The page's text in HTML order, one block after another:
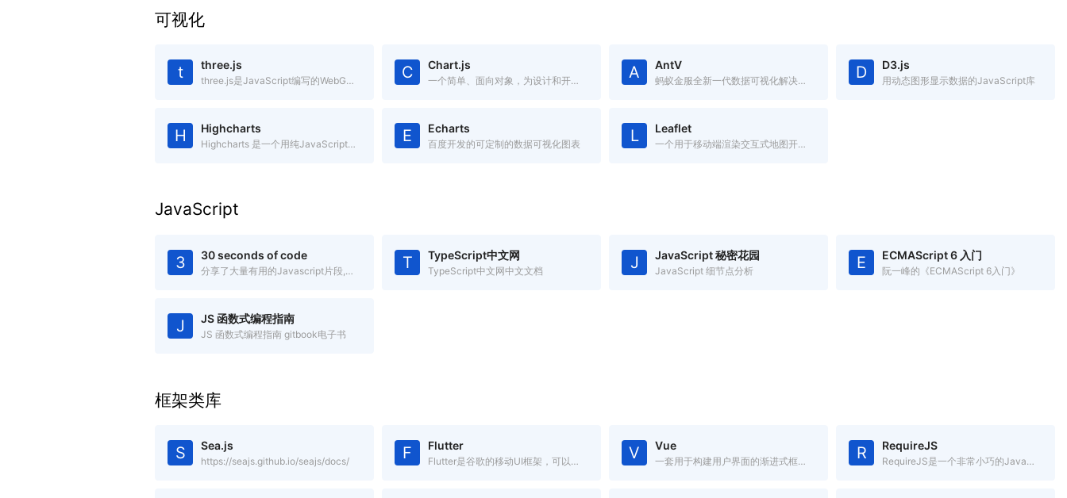
可视化
t three.js
three.js是JavaScript编写的WebGL第三方库。提供了非常多的3D显示功能 C Chart.js
一个简单、面向对象，为设计和开发者准备的图表绘制工具库 A AntV
蚂蚁金服全新一代数据可视化解决方案，致力于提供一套简单方便、专业可靠、无限可能的数据可视化最佳实践。 D D3.js
用动态图形显示数据的JavaScript库
H Highcharts
Highcharts 是一个用纯JavaScript编写的一个图表库，兼容IE6+ E Echarts
百度开发的可定制的数据可视化图表 L Leaflet
一个用于移动端渲染交互式地图开源JavaScript库
JavaScript
3 30 seconds of code
分享了大量有用的Javascript片段,你可以在30秒或更少时间中理解 T TypeScript中文网
TypeScript中文网中文文档 J JavaScript 秘密花园
JavaScript 细节点分析 E ECMAScript 6 入门
阮一峰的《ECMAScript 6入门》
J JS 函数式编程指南
JS 函数式编程指南 gitbook电子书
框架类库
S Sea.js
https://seajs.github.io/seajs/docs/ F Flutter
Flutter是谷歌的移动UI框架，可以快速在iOS和Android上构建高质量的原生用户界面。 V Vue
一套用于构建用户界面的渐进式框架.简单却不失优雅,小巧而不乏大匠 R RequireJS
RequireJS是一个非常小巧的JavaScript模块载入框架,是AMD规范最好的实现者之一